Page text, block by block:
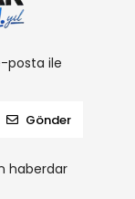
posta ile
Gönder
haberdar